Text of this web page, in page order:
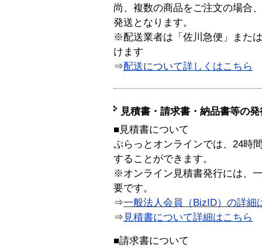
尚、複数の商品をご注文の場合
発送となります。
※配送業者は「佐川急便」また
けます
⇒配送について詳しくはこちら
見積書・請求書・納品書等の
■見積書について
ぷらっとオンラインでは、24時
することができます。
※オンライン見積書発行には、
要です。
⇒一般法人会員（BizID）の詳細
⇒ 見積書について詳細はこちら
■請求書について